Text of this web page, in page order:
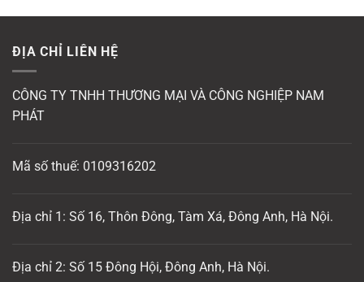
ĐỊA CHỈ LIÊN HỆ
CÔNG TY TNHH THƯƠNG MẠI VÀ CÔNG NGHIỆP NAM
PHÁT
Mã số thuế: 0109316202
Địa chỉ 1: Số 16, Thôn Đông, Tàm Xá, Đông Anh, Hà Nội.
Địa chỉ 2: Số 15 Đông Hội, Đông Anh, Hà Nội.